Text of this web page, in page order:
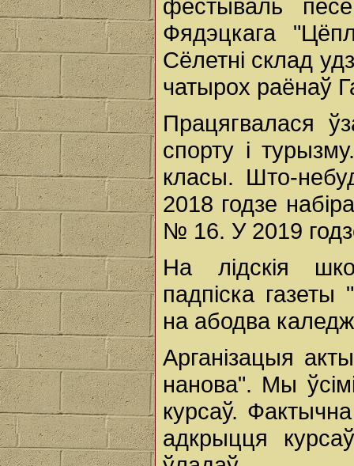
фестываль
Фядэцкага
Сёлетні склад
чатырох раёнаў
Працягвалася
спорту і
класы. Што-
2018 годзе
№ 16. У 2019
На лідскія
падпіска
на абодва
Арганізацыя
нанова". Мы
курсаў.
адкрыцця